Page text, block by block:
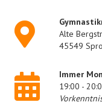
Alte
45549
Immer
19:00 -